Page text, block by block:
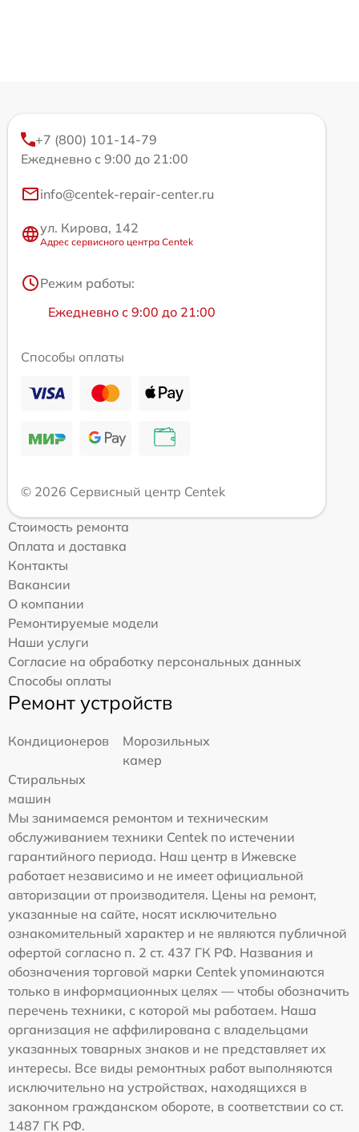
+7 (800) 101-14-79
Ежедневно с 9:00 до 21:00
info@centek-repair-center.ru
ул. Кирова, 142
Адрес сервисного центра Centek
Режим работы:
Ежедневно с 9:00 до 21:00
Способы оплаты
© 2026 Сервисный центр Centek
Стоимость ремонта
Оплата и доставка
Контакты
Вакансии
О компании
Ремонтируемые модели
Наши услуги
Согласие на обработку персональных данных
Способы оплаты
Ремонт устройств
Кондиционеров
Морозильных
камер
Стиральных
машин
Мы занимаемся ремонтом и техническим
обслуживанием техники Centek по истечении
гарантийного периода. Наш центр в Ижевске
работает независимо и не имеет официальной
авторизации от производителя. Цены на ремонт,
указанные на сайте, носят исключительно
ознакомительный характер и не являются публичной
офертой согласно п. 2 ст. 437 ГК РФ. Названия и
обозначения торговой марки Centek упоминаются
только в информационных целях — чтобы обозначить
перечень техники, с которой мы работаем. Наша
организация не аффилирована с владельцами
указанных товарных знаков и не представляет их
интересы. Все виды ремонтных работ выполняются
исключительно на устройствах, находящихся в
законном гражданском обороте, в соответствии со ст.
1487 ГК РФ.